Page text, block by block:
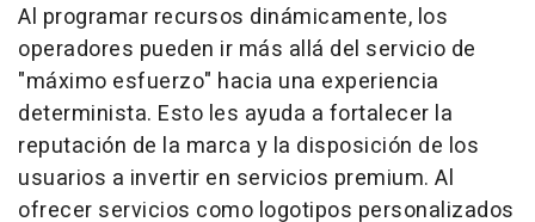
Al programar recursos dinámicamente, los
operadores pueden ir más allá del servicio de
"máximo esfuerzo" hacia una experiencia
determinista. Esto les ayuda a fortalecer la
reputación de la marca y la disposición de los
usuarios a invertir en servicios premium. Al
ofrecer servicios como logotipos personalizados